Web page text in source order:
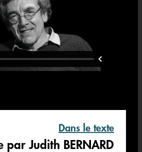
Dans le texte
par Judith BERNARD